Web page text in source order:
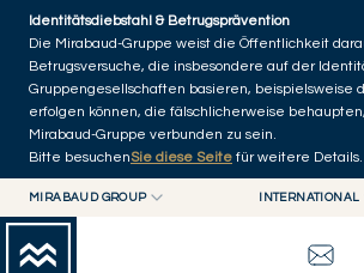
Skip to main content
Identitätsdiebstahl & Betrugsprävention
Die Mirabaud-Gruppe weist die Öffentlichkeit
Betrugsversuche, die insbesondere auf der
Gruppengesellschaften basieren, beispielsweise
erfolgen können, die fälschlicherweise
Mirabaud-Gruppe verbunden zu sein.
Bitte besuchenSie diese Seite für weitere Details.
MIRABAUD GROUP
MIRABAUD ASSET MANAGEMENT
INTERNATIONAL
SCHWEIZ
Startseite